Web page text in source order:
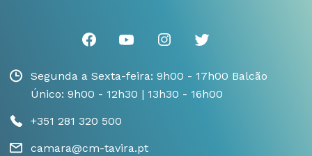
Segunda a Sexta-feira: 9h00 - 17h00 Balcão
Único: 9h00 - 12h30 | 13h30 - 16h00
+351 281 320 500
camara@cm-tavira.pt